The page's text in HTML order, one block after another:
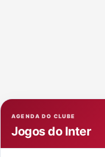
AGENDA DO CLUBE
Jogos do Inter